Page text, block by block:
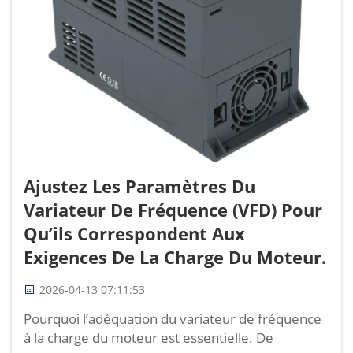
Ajustez Les Paramètres Du
Variateur De Fréquence (VFD) Pour
Qu’ils Correspondent Aux
Exigences De La Charge Du Moteur.
2026-04-13 07:11:53
Pourquoi l’adéquation du variateur de fréquence
à la charge du moteur est essentielle. De